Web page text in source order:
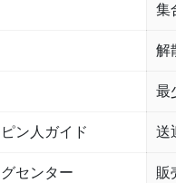
集
解
最
ン人ガイド 送
センター 販